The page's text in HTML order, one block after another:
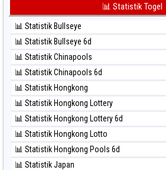
⚽ Bola Merah Taiwan
⚽ Bola Hitam Kuda Lari
⚽ Bola Hitam Magnum Cambodia
⚽ Bola Hitam Nagoya
⚽ Bola Hitam North Carolina Day
⚽ Bola Hitam Pcso
⚽ Bola Hitam Sao Paulo
⚽ Bola Hitam Singapore
⚽ Bola Hitam Sydney
⚽ Bola Hitam Sydney Lottery
⚽ Bola Hitam Sydney Lottery 6d
📊 Statistik Togel
📊 Statistik Bullseye
📊 Statistik Bullseye 6d
📊 Statistik Chinapools
📊 Statistik Chinapools 6d
📊 Statistik Hongkong
📊 Statistik Hongkong Lottery
📊 Statistik Hongkong Lottery 6d
📊 Statistik Hongkong Lotto
📊 Statistik Hongkong Pools 6d
📊 Statistik Japan